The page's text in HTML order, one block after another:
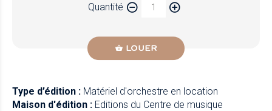
Quantité
LOUER
Type d’édition : Matériel d'orchestre en location
Maison d'édition : Editions du Centre de musique